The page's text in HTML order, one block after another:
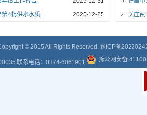
许昌市水利局2025年第4批供水水质抽检公报
2025-12-25
© 2015 All Rights Reserved. 豫ICP备
联系电话：0374-6061901 豫公网安备